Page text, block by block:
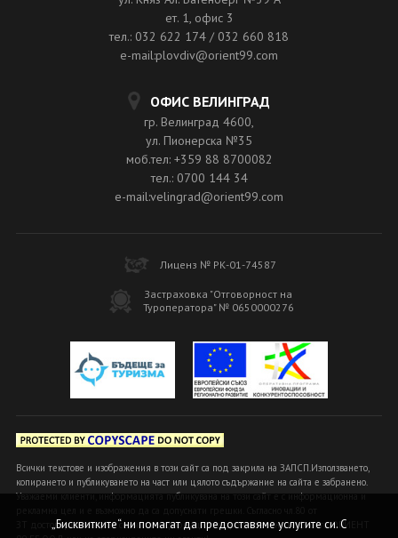
ет. 1, офис 3
тел.: 032 622 174 / 032 660 818
e-mail:plovdiv@orient99.com
ОФИС ВЕЛИНГРАД
гр. Велинград 4600,
ул. Пионерска №35
моб.тел: +359 88 8700082
тел.: 0700 144 34
e-mail:velingrad@orient99.com
Лиценз № РК-01-74587
Застраховка "Отговорност на
Туроператора" № 0650000276
Всички текстове и изображения в този сайт са под закрила на ЗАПСП.Използването,
копирането и публикуването на част или цялото съдържание на сайта е забранено.
Уважаеми клиенти, информацията публикувана на този сайт е с информационна и
ЗТ достоверна и вярна се счита информацията, предоставена в офисите ОРИЕНТ
„Бисквитките“ ни помагат да предоставяме услугите си. С